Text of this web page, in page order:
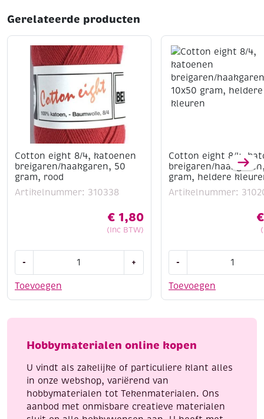
Gerelateerde producten
Cotton eight 8/4, katoenen
breigaren/haakgaren, 50
gram, rood
Artikelnummer: 310338
€ 1,80
(Inc BTW)
Toevoegen
-
8/4,
50
rood
+
Cotton eight 8/4,
breigaren/
gram, heldere
Artikelnummer:
€
Toevoegen
-
8/4,
10x50
heldere
aantal
Hobbymaterialen online kopen
U vindt als zakelijke of particuliere klant alles
in onze webshop, variërend van
hobbymaterialen tot Tekenmaterialen. Ons
aanbod met onmisbare creatieve materialen